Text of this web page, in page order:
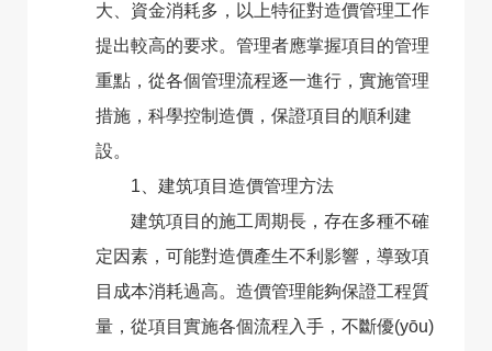
大、資金消耗多，以上特征對造價管理工作
提出較高的要求。管理者應掌握項目的管理
重點，從各個管理流程逐一進行，實施管理
措施，科學控制造價，保證項目的順利建
設。
1、建筑項目造價管理方法
建筑項目的施工周期長，存在多種不確
定因素，可能對造價產生不利影響，導致項
目成本消耗過高。造價管理能夠保證工程質
量，從項目實施各個流程入手，不斷優(yōu)